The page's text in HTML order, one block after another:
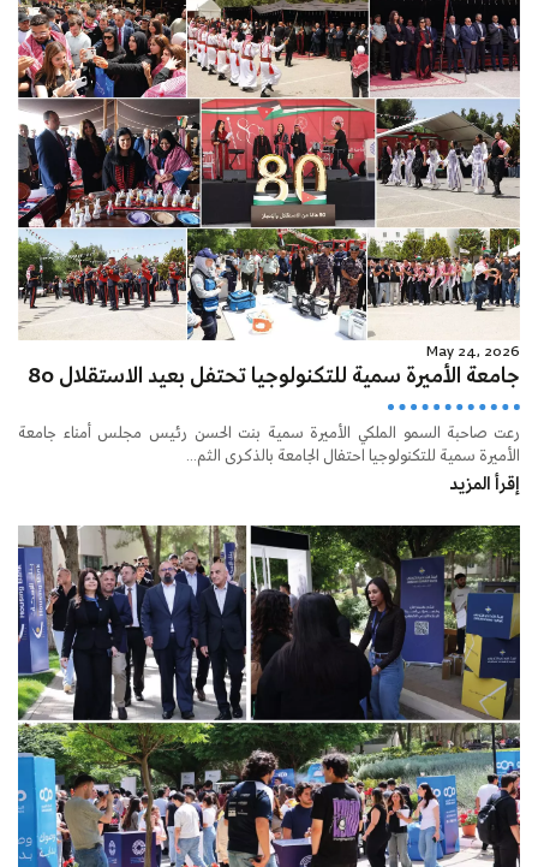
May 24, 2026
جامعة الأميرة سمية للتكنولوجيا تحتفل بعيد الاستقلال 80
رعت صاحبة السمو الملكي الأميرة سمية بنت الحسن رئيس مجلس أمناء جامعة
الأميرة سمية للتكنولوجيا احتفال الجامعة بالذكرى الثم...
إقرأ المزيد